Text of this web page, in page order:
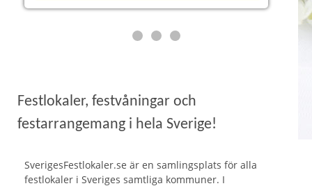
Festlokaler, festvåningar och
festarrangemang i hela Sverige!
SverigesFestlokaler.se är en samlingsplats för alla
festlokaler i Sveriges samtliga kommuner. I